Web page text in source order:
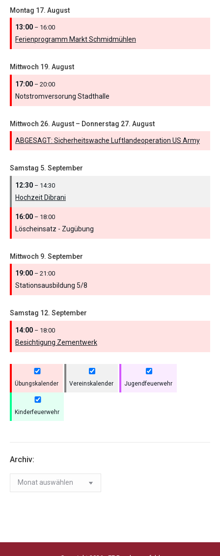
Montag 17. August
13:00 – 16:00
Ferienprogramm Markt Schmidmühlen
Mittwoch 19. August
17:00 – 20:00
Notstromversorung Stadthalle
Mittwoch 26. August – Donnerstag 27. August
ABGESAGT: Sicherheitswache Luftlandeoperation US Army
Samstag 5. September
12:30 – 14:30
Hochzeit Dibrani
16:00 – 18:00
Löscheinsatz - Zugübung
Mittwoch 9. September
19:00 – 21:00
Stationsausbildung 5/8
Samstag 12. September
14:00 – 18:00
Besichtigung Zementwerk
Übungskalender Vereinskalender Jugendfeuerwehr
Kinderfeuerwehr
Archiv:
Archiv: